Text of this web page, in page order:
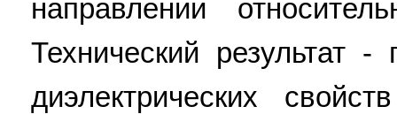
направлении
Технический результат
диэлектрических